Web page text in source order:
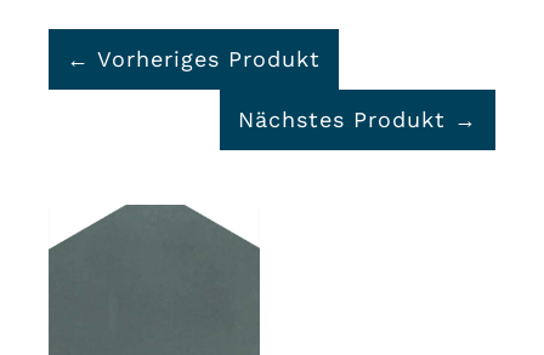
← Vorheriges Produkt
Nächstes Produkt →